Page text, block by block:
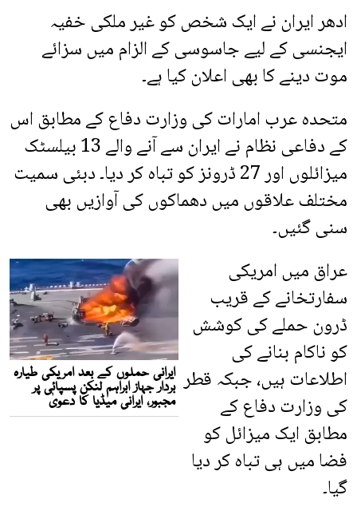
ادھر ایران نے ایک شخص کو غیر ملکی خفیہ
ایجنسی کے لیے جاسوسی کے الزام میں سزائے
موت دینے کا بھی اعلان کیا ہے۔
متحدہ عرب امارات کی وزارت دفاع کے مطابق اس
کے دفاعی نظام نے ایران سے آنے والے 13 بیلسٹک
میزائلوں اور 27 ڈرونز کو تباہ کر دیا۔ دبئی سمیت
مختلف علاقوں میں دھماکوں کی آوازیں بھی
سنی گئیں۔
عراق میں امریکی
سفارتخانے کے قریب
ڈرون حملے کی کوشش
کو ناکام بنانے کی
اطلاعات ہیں، جبکہ قطر
کی وزارت دفاع کے
مطابق ایک میزائل کو
فضا میں ہی تباہ کر دیا
گیا۔